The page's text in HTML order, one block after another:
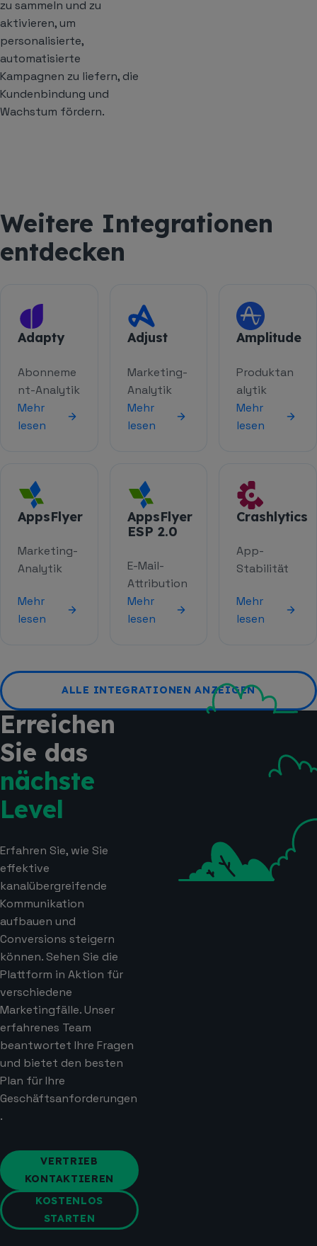
zu sammeln und zu
aktivieren, um
personalisierte,
automatisierte
Kampagnen zu liefern, die
Kundenbindung und
Wachstum fördern.
Weitere Integrationen
entdecken
Adapty
Abonneme
nt-Analytik
Mehr
lesen
Adjust
Marketing-
Analytik
Mehr
lesen
Amplitude
Produktan
alytik
Mehr
lesen
AppsFlyer
Marketing-
Analytik
Mehr
lesen
AppsFlyer
ESP 2.0
E-Mail-
Attribution
Mehr
lesen
Crashlytics
App-
Stabilität
Mehr
lesen
ALLE INTEGRATIONEN ANZEIGEN
Erreichen
Sie das
nächste
Level
Erfahren Sie, wie Sie
effektive
kanalübergreifende
Kommunikation
aufbauen und
Conversions steigern
können. Sehen Sie die
Plattform in Aktion für
verschiedene
Marketingfälle. Unser
erfahrenes Team
beantwortet Ihre Fragen
und bietet den besten
Plan für Ihre
Geschäftsanforderungen
.
VERTRIEB
KONTAKTIEREN
KOSTENLOS
STARTEN